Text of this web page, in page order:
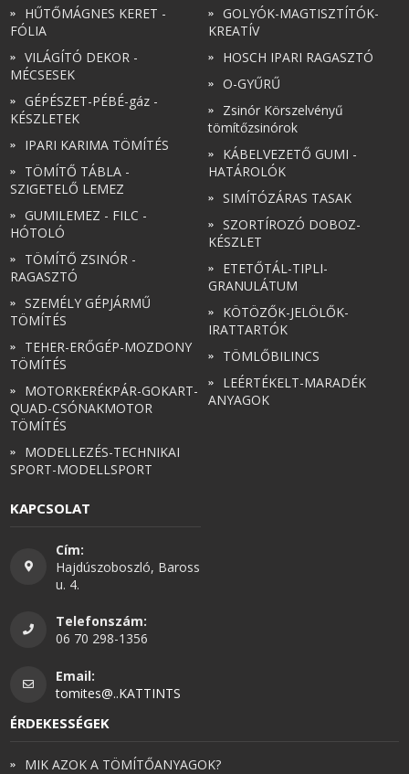
HŰTŐMÁGNES KERET -
FÓLIA
VILÁGÍTÓ DEKOR -
MÉCSESEK
GÉPÉSZET-PÉBÉ-gáz -
KÉSZLETEK
IPARI KARIMA TÖMÍTÉS
TÖMÍTŐ TÁBLA -
SZIGETELŐ LEMEZ
GUMILEMEZ - FILC -
HÓTOLÓ
TÖMÍTŐ ZSINÓR -
RAGASZTÓ
SZEMÉLY GÉPJÁRMŰ
TÖMÍTÉS
TEHER-ERŐGÉP-MOZDONY
TÖMÍTÉS
MOTORKERÉKPÁR-GOKART-
QUAD-CSÓNAKMOTOR
TÖMÍTÉS
MODELLEZÉS-TECHNIKAI
SPORT-MODELLSPORT
GOLYÓK-MAGTISZTÍTÓK-
KREATÍV
HOSCH IPARI RAGASZTÓ
O-GYŰRŰ
Zsinór Körszelvényű
tömítőzsinórok
KÁBELVEZETŐ GUMI -
HATÁROLÓK
SIMÍTÓZÁRAS TASAK
SZORTÍROZÓ DOBOZ-
KÉSZLET
ETETŐTÁL-TIPLI-
GRANULÁTUM
KÖTÖZŐK-JELÖLŐK-
IRATTARTÓK
TÖMLŐBILINCS
LEÉRTÉKELT-MARADÉK
ANYAGOK
KAPCSOLAT
Cím:
Hajdúszoboszló, Baross
u. 4.
Telefonszám:
06 70 298-1356
Email:
tomites@..KATTINTS
ÉRDEKESSÉGEK
MIK AZOK A TÖMÍTŐANYAGOK?